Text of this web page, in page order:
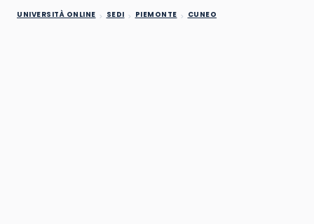
UNIVERSITÀ ONLINE SEDI PIEMONTE CUNEO